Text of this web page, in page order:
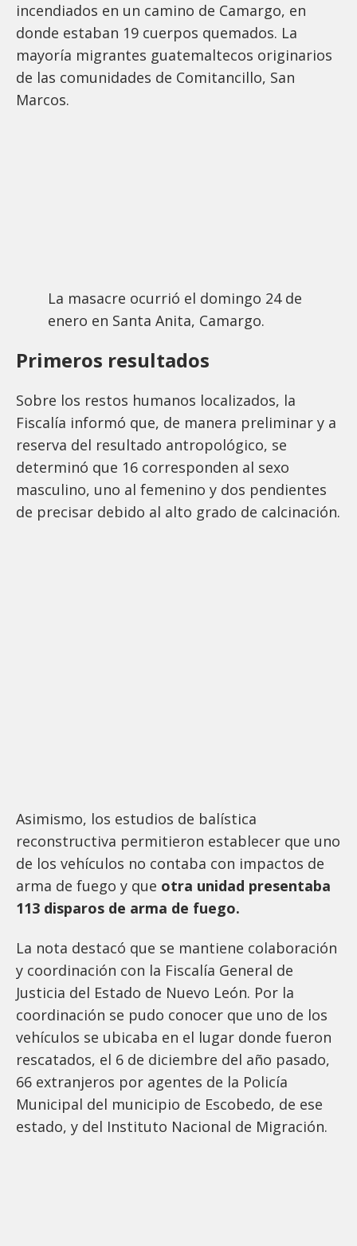
incendiados en un camino de Camargo, en
donde estaban 19 cuerpos quemados. La
mayoría migrantes guatemaltecos originarios
de las comunidades de Comitancillo, San
Marcos.
La masacre ocurrió el domingo 24 de
enero en Santa Anita, Camargo.
Primeros resultados
Sobre los restos humanos localizados, la
Fiscalía informó que, de manera preliminar y a
reserva del resultado antropológico, se
determinó que 16 corresponden al sexo
masculino, uno al femenino y dos pendientes
de precisar debido al alto grado de calcinación.
Asimismo, los estudios de balística
reconstructiva permitieron establecer que uno
de los vehículos no contaba con impactos de
arma de fuego y que otra unidad presentaba
113 disparos de arma de fuego.
La nota destacó que se mantiene colaboración
y coordinación con la Fiscalía General de
Justicia del Estado de Nuevo León. Por la
coordinación se pudo conocer que uno de los
vehículos se ubicaba en el lugar donde fueron
rescatados, el 6 de diciembre del año pasado,
66 extranjeros por agentes de la Policía
Municipal del municipio de Escobedo, de ese
estado, y del Instituto Nacional de Migración.